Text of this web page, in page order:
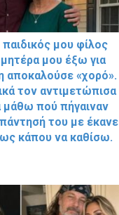
μου φίλος
μου έξω για
αποκαλούσε «χορό».
τον αντιμετώπισα
μάθω πού πήγαιναν
του με έκανε
κάπου να καθίσω.